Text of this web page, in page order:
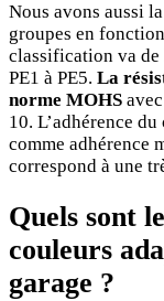
Nous avons aussi
groupes en
classification va de
PE1 à PE5. La
norme MOHS
10. L’adhérence
comme adhérence
correspond à une
Quels sont
couleurs
garage ?